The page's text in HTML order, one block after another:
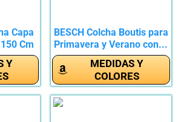
Capa
Cm
Y
BESCH Colcha Boutis para
Primavera y Verano con...
MEDIDAS Y
COLORES